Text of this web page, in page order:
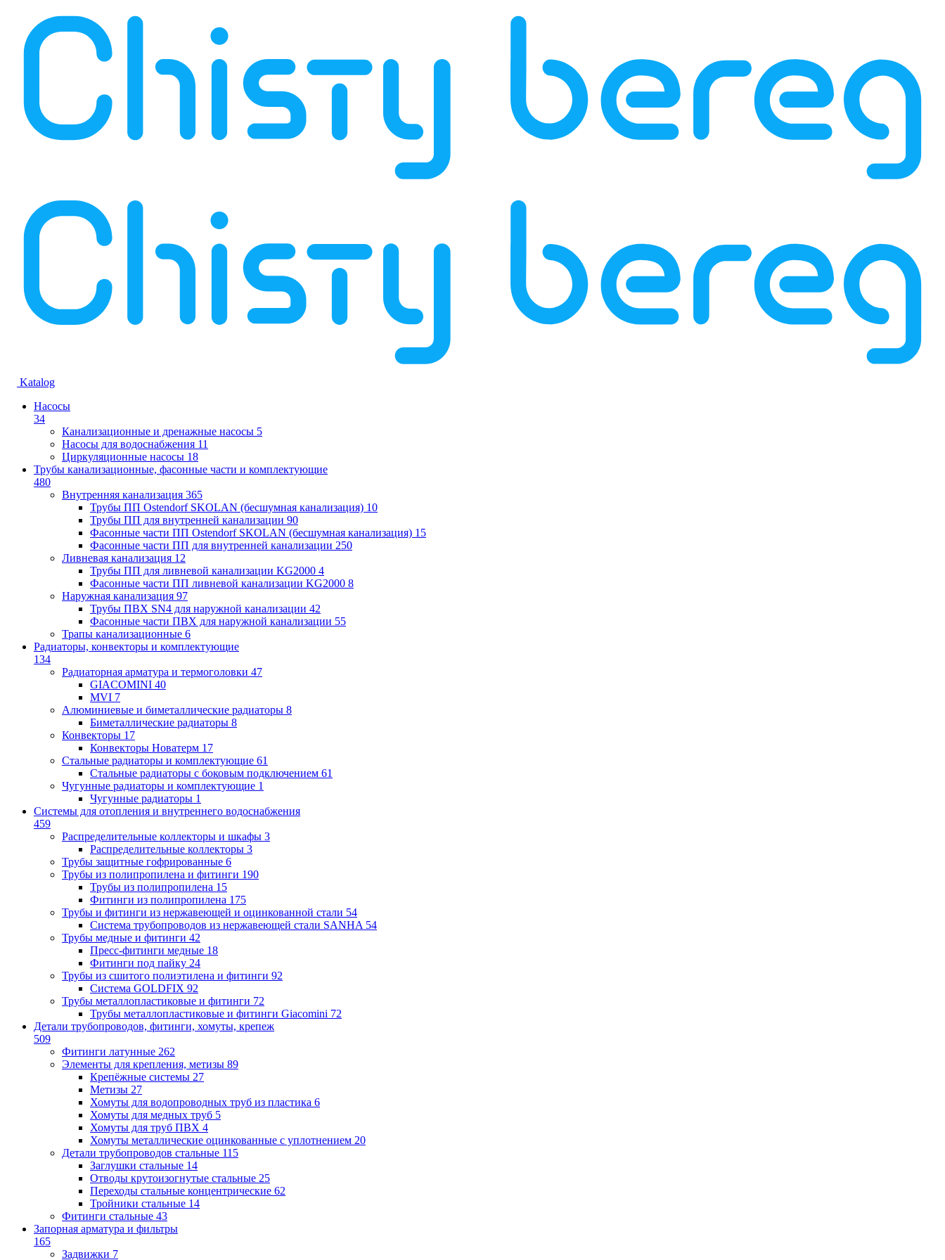
Katalog
Насосы
34
Канализационные и дренажные насосы 5
Насосы для водоснабжения 11
Циркуляционные насосы 18
Трубы канализационные, фасонные части и комплектующие
480
Внутренняя канализация 365
Трубы ПП Ostendorf SKOLAN (бесшумная канализация) 10
Трубы ПП для внутренней канализации 90
Фасонные части ПП Ostendorf SKOLAN (бесшумная канализация) 15
Фасонные части ПП для внутренней канализации 250
Ливневая канализация 12
Трубы ПП для ливневой канализации KG2000 4
Фасонные части ПП ливневой канализации KG2000 8
Наружная канализация 97
Трубы ПВХ SN4 для наружной канализации 42
Фасонные части ПВХ для наружной канализации 55
Трапы канализационные 6
Радиаторы, конвекторы и комплектующие
134
Радиаторная арматура и термоголовки 47
GIACOMINI 40
MVI 7
Алюминиевые и биметаллические радиаторы 8
Биметаллические радиаторы 8
Конвекторы 17
Конвекторы Новатерм 17
Стальные радиаторы и комплектующие 61
Стальные радиаторы с боковым подключением 61
Чугунные радиаторы и комплектующие 1
Чугунные радиаторы 1
Системы для отопления и внутреннего водоснабжения
459
Распределительные коллекторы и шкафы 3
Распределительные коллекторы 3
Трубы защитные гофрированные 6
Трубы из полипропилена и фитинги 190
Трубы из полипропилена 15
Фитинги из полипропилена 175
Трубы и фитинги из нержавеющей и оцинкованной стали 54
Система трубопроводов из нержавеющей стали SANHA 54
Трубы медные и фитинги 42
Пресс-фитинги медные 18
Фитинги под пайку 24
Трубы из сшитого полиэтилена и фитинги 92
Система GOLDFIX 92
Трубы металлопластиковые и фитинги 72
Трубы металлопластиковые и фитинги Giacomini 72
Детали трубопроводов, фитинги, хомуты, крепеж
509
Фитинги латунные 262
Элементы для крепления, метизы 89
Крепёжные системы 27
Метизы 27
Хомуты для водопроводных труб из пластика 6
Хомуты для медных труб 5
Хомуты для труб ПВХ 4
Хомуты металлические оцинкованные с уплотнением 20
Детали трубопроводов стальные 115
Заглушки стальные 14
Отводы крутоизогнутые стальные 25
Переходы стальные концентрические 62
Тройники стальные 14
Фитинги стальные 43
Запорная арматура и фильтры
165
Задвижки 7